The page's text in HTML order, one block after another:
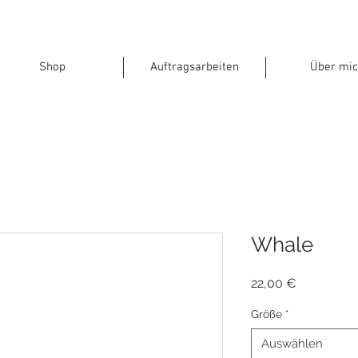
Shop Auftragsarbeiten Über
Whale
22,00 €
Größe *
Auswählen